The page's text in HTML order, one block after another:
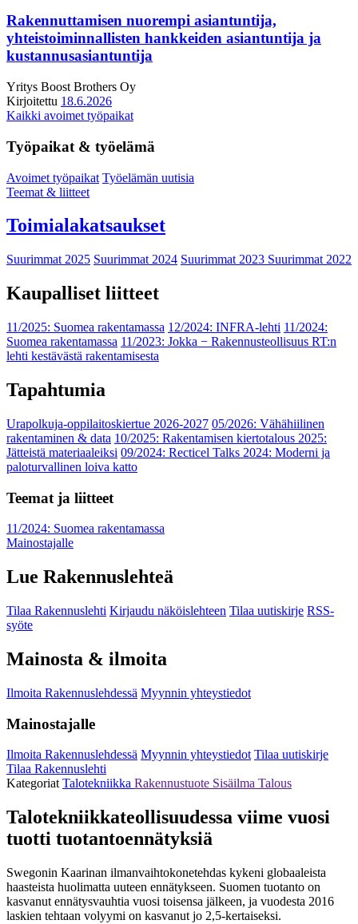
Rakennuttamisen nuorempi asiantuntija,
yhteistoiminnallisten hankkeiden asiantuntija ja
kustannusasiantuntija
Yritys Boost Brothers Oy
Kirjoitettu 18.6.2026
Kaikki avoimet työpaikat
Työpaikat & työelämä
Avoimet työpaikat Työelämän uutisia
Teemat & liitteet
Toimialakatsaukset
Suurimmat 2025 Suurimmat 2024 Suurimmat 2023 Suurimmat 2022
Kaupalliset liitteet
11/2025: Suomea rakentamassa 12/2024: INFRA-lehti 11/2024:
Suomea rakentamassa 11/2023: Jokka − Rakennusteollisuus RT:n
lehti kestävästä rakentamisesta
Tapahtumia
Urapolkuja-oppilaitoskiertue 2026-2027 05/2026: Vähähiilinen
rakentaminen & data 10/2025: Rakentamisen kiertotalous 2025:
Jätteistä materiaaleiksi 09/2024: Recticel Talks 2024: Moderni ja
paloturvallinen loiva katto
Teemat ja liitteet
11/2024: Suomea rakentamassa
Mainostajalle
Lue Rakennuslehteä
Tilaa Rakennuslehti Kirjaudu näköislehteen Tilaa uutiskirje RSS-
syöte
Mainosta & ilmoita
Ilmoita Rakennuslehdessä Myynnin yhteystiedot
Mainostajalle
Ilmoita Rakennuslehdessä Myynnin yhteystiedot Tilaa uutiskirje
Tilaa Rakennuslehti
KategoriatTalotekniikka Rakennustuote Sisäilma Talous
Talotekniikkateollisuudessa viime vuosi
tuotti tuotantoennätyksiä
Swegonin Kaarinan ilmanvaihtokonetehdas kykeni globaaleista
haasteista huolimatta uuteen ennätykseen. Suomen tuotanto on
kasvanut ennätysvauhtia vuosi toisensa jälkeen, ja vuodesta 2016
laskien tehtaan volyymi on kasvanut jo 2,5-kertaiseksi.